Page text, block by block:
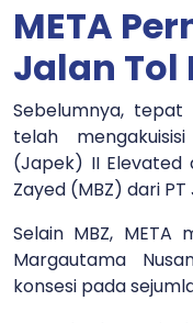
META
Jalan Tol
Sebelumnya, tepat
telah
(Japek) II Elevated
Zayed (MBZ) dari
Selain MBZ, META
Margautama
konsesi pada